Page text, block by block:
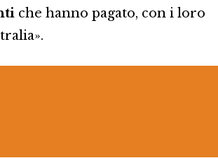
che hanno pagato, con i loro